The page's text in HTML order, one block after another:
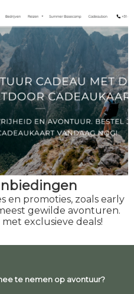
en promoties, zoals early
gewilde avonturen.
exclusieve deals!
te nemen op avontuur?